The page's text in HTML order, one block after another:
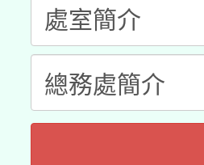
招)
本館辦理
暨閱讀推
科技賦能─
礎課程
A3數位素
「數位內